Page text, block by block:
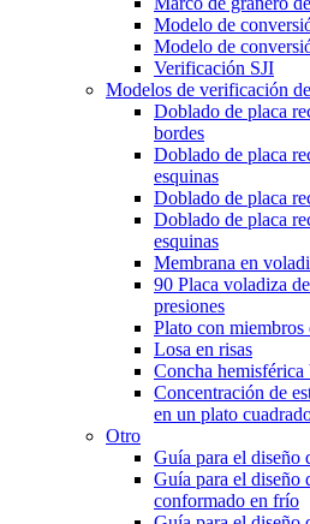
Modelo de
Modelo de
Verificación SJI
Modelos de verificación
Doblado de placa
bordes
Doblado de placa
esquinas
Doblado de placa
Doblado de placa
esquinas
Membrana en
90 Placa voladiza
presiones
Plato con miembros
Losa en risas
Concha hemisférica
Concentración de
en un plato
Otro
Guía para el diseño
Guía para el diseño
conformado en frío